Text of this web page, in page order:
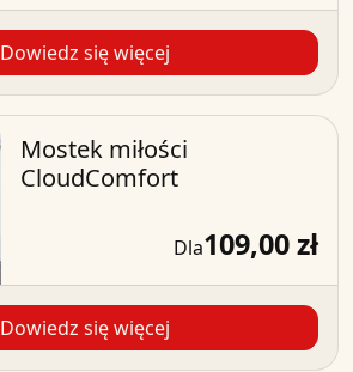
Dowiedz się więcej
Mostek miłości
CloudComfort
Dla109,00 zł
Dowiedz się więcej